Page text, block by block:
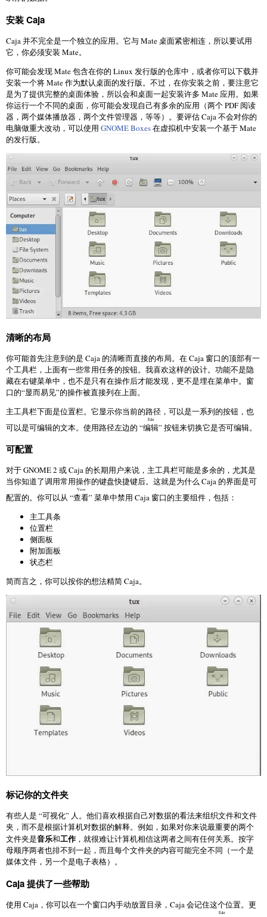
安装 Caja
Caja 并不完全是一个独立的应用。它与 Mate 桌面紧密相连，所以要试用
它，你必须安装 Mate。
你可能会发现 Mate 包含在你的 Linux 发行版的仓库中，或者你可以下载并
安装一个将 Mate 作为默认桌面的发行版。不过，在你安装之前，要注意它
是为了提供完整的桌面体验，所以会和桌面一起安装许多 Mate 应用。如果
你运行一个不同的桌面，你可能会发现自己有多余的应用（两个 PDF 阅读
器，两个媒体播放器，两个文件管理器，等等）。要评估 Caja 不会对你的
电脑做重大改动，可以使用 GNOME Boxes在虚拟机中安装一个基于 Mate
的发行版。
清晰的布局
你可能首先注意到的是 Caja 的清晰而直接的布局。在 Caja 窗口的顶部有一
个工具栏，上面有一些常用任务的按钮。我喜欢这样的设计。功能不是隐
藏在右键菜单中，也不是只有在操作后才能发现，更不是埋在菜单中。窗
口的“显而易见”的操作被直接列在上面。
主工具栏下面是位置栏。它显示你当前的路径，可以是一系列的按钮，也
可以是可编辑的文本。使用路径左边的 “编辑
Edit
” 按钮来切换它是否可编辑。
可配置
对于 GNOME 2 或 Caja 的长期用户来说，主工具栏可能是多余的，尤其是
当你知道了调用常用操作的键盘快捷键后。这就是为什么 Caja 的界面是可
配置的。你可以从 “查看
View
” 菜单中禁用 Caja 窗口的主要组件，包括：
主工具条
位置栏
侧面板
附加面板
状态栏
简而言之，你可以按你的想法精简 Caja。
标记你的文件夹
有些人是 “可视化” 人。他们喜欢根据自己对数据的看法来组织文件和文件
夹，而不是根据计算机对数据的解释。例如，如果对你来说最重要的两个
文件夹是音乐和工作 ，就很难让计算机相信这两者之间有任何关系。按字
母顺序两者也排不到一起，而且每个文件夹的内容可能完全不同（一个是
媒体文件，另一个是电子表格）。
Caja 提供了一些帮助
使用 Caja，你可以在一个窗口内手动放置目录，Caja 会记住这个位置。更
Edit